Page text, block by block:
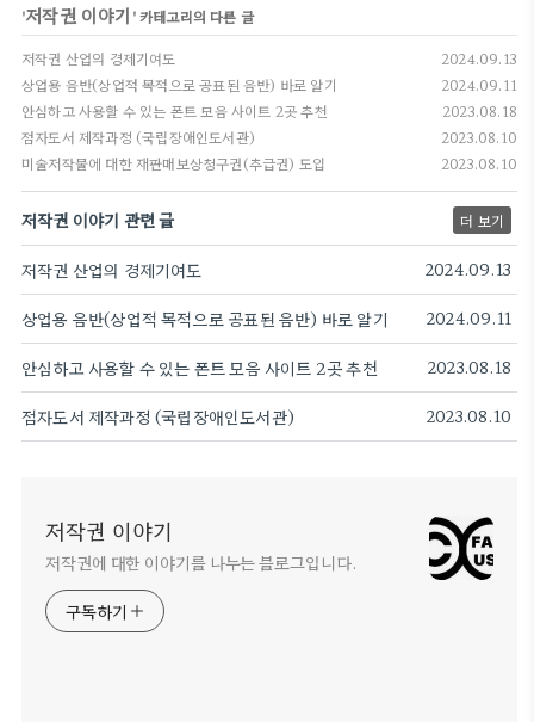
'저작권 이야기 ' 카테고리의 다른 글
저작권 산업의 경제기여도 2024.09.13
상업용 음반(상업적 목적으로 공표된 음반) 바로 알기 2024.09.11
안심하고 사용할 수 있는 폰트 모음 사이트 2곳 추천 2023.08.18
점자도서 제작과정 (국립장애인도서관) 2023.08.10
미술저작물에 대한 재판매보상청구권(추급권) 도입 2023.08.10
저작권 이야기 관련 글 더 보기
저작권 산업의 경제기여도 2024.09.13
상업용 음반(상업적 목적으로 공표된 음반) 바로 알기 2024.09.11
안심하고 사용할 수 있는 폰트 모음 사이트 2곳 추천 2023.08.18
점자도서 제작과정 (국립장애인도서관) 2023.08.10
저작권 이야기
저작권에 대한 이야기를 나누는 블로그입니다.
구독하기